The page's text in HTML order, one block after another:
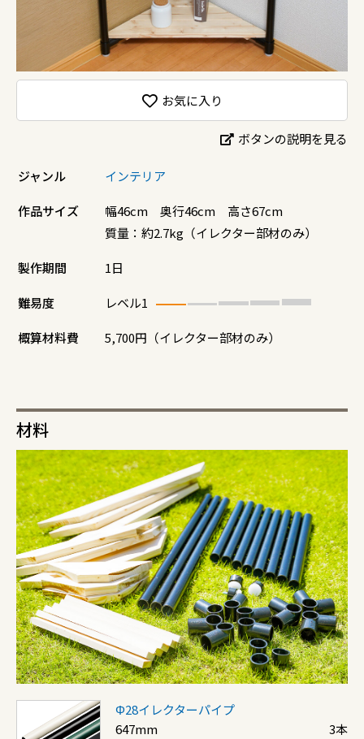
お気に入り
ボタンの説明を見る
ジャンル インテリア
作品サイズ
幅46cm 奥行46cm 高さ67cm
質量：約2.7kg（イレクター部材のみ）
製作期間 1日
難易度 レベル1
概算材料費 5,700円（イレクター部材のみ）
材料
Φ28イレクターパイプ
647mm
3本